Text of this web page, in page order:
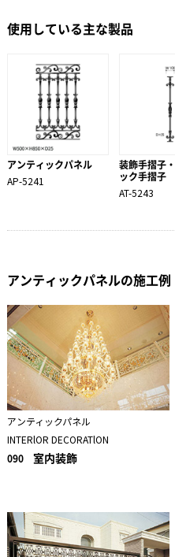
使用している主な製品
アンティックパネル
AP-5241
装飾手摺子
ック手摺子
AT-5243
アンティックパネルの施工例
アンティックパネル
INTERlOR DECORATlON
090 室内装飾